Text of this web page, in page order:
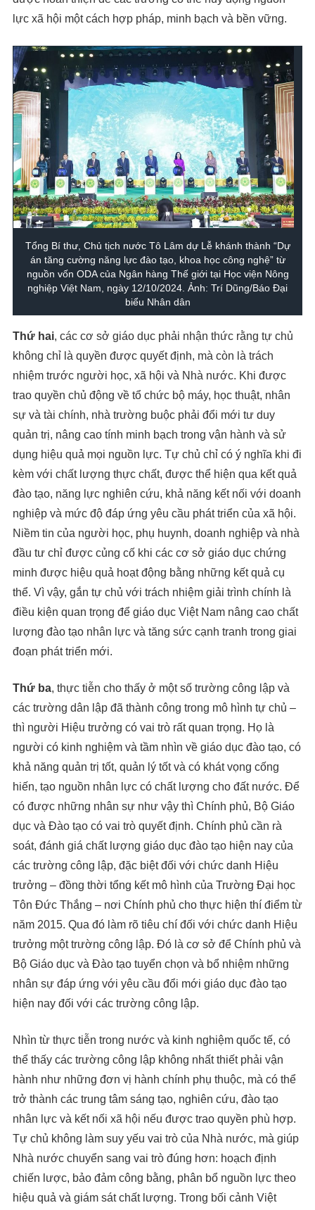
lực xã hội một cách hợp pháp, minh bạch và bền vững.
Tổng Bí thư, Chủ tịch nước Tô Lâm dự Lễ khánh thành “Dự
án tăng cường năng lực đào tạo, khoa học công nghệ” từ
nguồn vốn ODA của Ngân hàng Thế giới tại Học viện Nông
nghiệp Việt Nam, ngày 12/10/2024. Ảnh: Trí Dũng/Báo Đại
biểu Nhân dân
Thứ hai, các cơ sở giáo dục phải nhận thức rằng tự chủ
không chỉ là quyền được quyết định, mà còn là trách
nhiệm trước người học, xã hội và Nhà nước. Khi được
trao quyền chủ động về tổ chức bộ máy, học thuật, nhân
sự và tài chính, nhà trường buộc phải đổi mới tư duy
quản trị, nâng cao tính minh bạch trong vận hành và sử
dụng hiệu quả mọi nguồn lực. Tự chủ chỉ có ý nghĩa khi đi
kèm với chất lượng thực chất, được thể hiện qua kết quả
đào tạo, năng lực nghiên cứu, khả năng kết nối với doanh
nghiệp và mức độ đáp ứng yêu cầu phát triển của xã hội.
Niềm tin của người học, phụ huynh, doanh nghiệp và nhà
đầu tư chỉ được củng cố khi các cơ sở giáo dục chứng
minh được hiệu quả hoạt động bằng những kết quả cụ
thể. Vì vậy, gắn tự chủ với trách nhiệm giải trình chính là
điều kiện quan trọng để giáo dục Việt Nam nâng cao chất
lượng đào tạo nhân lực và tăng sức cạnh tranh trong giai
đoạn phát triển mới.
Thứ ba, thực tiễn cho thấy ở một số trường công lập và
các trường dân lập đã thành công trong mô hình tự chủ –
thì người Hiệu trưởng có vai trò rất quan trọng. Họ là
người có kinh nghiệm và tầm nhìn về giáo dục đào tạo, có
khả năng quản trị tốt, quản lý tốt và có khát vọng cống
hiến, tạo nguồn nhân lực có chất lượng cho đất nước. Để
có được những nhân sự như vậy thì Chính phủ, Bộ Giáo
dục và Đào tạo có vai trò quyết định. Chính phủ cần rà
soát, đánh giá chất lượng giáo dục đào tạo hiện nay của
các trường công lập, đặc biệt đối với chức danh Hiệu
trưởng – đồng thời tổng kết mô hình của Trường Đại học
Tôn Đức Thắng – nơi Chính phủ cho thực hiện thí điểm từ
năm 2015. Qua đó làm rõ tiêu chí đối với chức danh Hiệu
trưởng một trường công lập. Đó là cơ sở để Chính phủ và
Bộ Giáo dục và Đào tạo tuyển chọn và bổ nhiệm những
nhân sự đáp ứng với yêu cầu đổi mới giáo dục đào tạo
hiện nay đối với các trường công lập.
Nhìn từ thực tiễn trong nước và kinh nghiệm quốc tế, có
thể thấy các trường công lập không nhất thiết phải vận
hành như những đơn vị hành chính phụ thuộc, mà có thể
trở thành các trung tâm sáng tạo, nghiên cứu, đào tạo
nhân lực và kết nối xã hội nếu được trao quyền phù hợp.
Tự chủ không làm suy yếu vai trò của Nhà nước, mà giúp
Nhà nước chuyển sang vai trò đúng hơn: hoạch định
chiến lược, bảo đảm công bằng, phân bổ nguồn lực theo
hiệu quả và giám sát chất lượng. Trong bối cảnh Việt